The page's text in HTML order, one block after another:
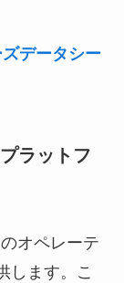
データシー
ラットフ
オペレーテ
します。こ